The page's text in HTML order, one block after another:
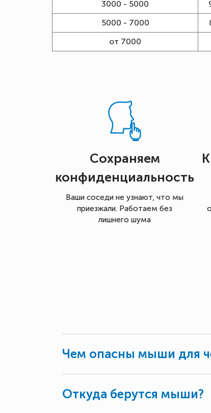
3000 - 5000
5000 - 7000
от 7000
Сохраняем
конфиденциальность
Ваши соседи не узнают, что мы
приезжали. Работаем без
лишнего шума
Чем опасны мыши для
Откуда берутся мыши?